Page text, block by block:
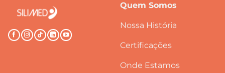
Quem Somos
Nossa História
Certificações
Onde Estamos